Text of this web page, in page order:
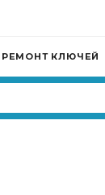
РЕМОНТ КЛЮЧЕЙ